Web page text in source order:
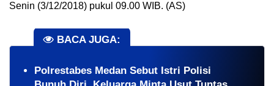
Senin (3/12/2018) pukul 09.00 WIB. (AS)
BACA JUGA:
Polrestabes Medan Sebut Istri Polisi